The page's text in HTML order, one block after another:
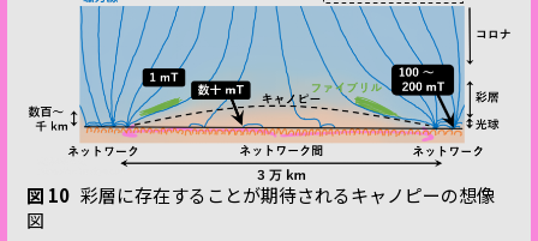
図 10 彩層に存在することが期待されるキャノピーの想像
図